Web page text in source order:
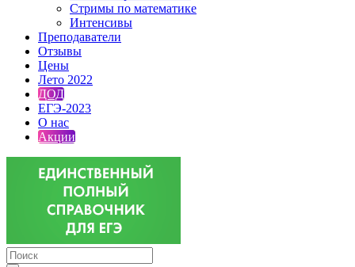
Стримы по математике
Интенсивы
Преподаватели
Отзывы
Цены
Лето 2022
ДОД
ЕГЭ-2023
О нас
Акции